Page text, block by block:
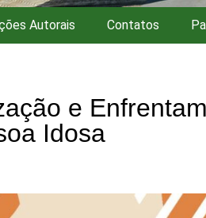
Autorais Contatos
e
Idosa